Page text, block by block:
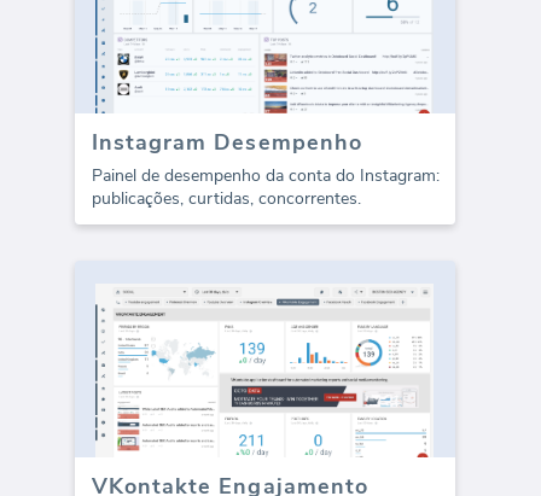
Instagram Desempenho
Painel de desempenho da conta do Instagram:
publicações, curtidas, concorrentes.
VKontakte Engajamento